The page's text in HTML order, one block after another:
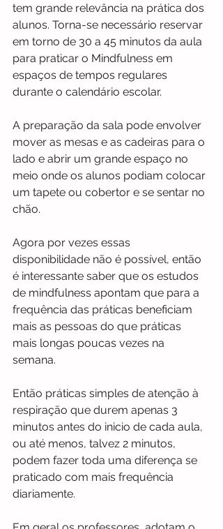
tem grande relevância na prática dos
alunos. Torna-se necessário reservar
em torno de 30 a 45 minutos da aula
para praticar o Mindfulness em
espaços de tempos regulares
durante o calendário escolar.
A preparação da sala pode envolver
mover as mesas e as cadeiras para o
lado e abrir um grande espaço no
meio onde os alunos podiam colocar
um tapete ou cobertor e se sentar no
chão.
Agora por vezes essas
disponibilidade não é possível, então
é interessante saber que os estudos
de mindfulness apontam que para a
frequência das práticas beneficiam
mais as pessoas do que práticas
mais longas poucas vezes na
semana.
Então práticas simples de atenção à
respiração que durem apenas 3
minutos antes do inicio de cada aula,
ou até menos, talvez 2 minutos,
podem fazer toda uma diferença se
praticado com mais frequência
diariamente.